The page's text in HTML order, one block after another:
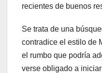
recientes de buenos
Se trata de una
contradice el estilo de
el rumbo que podría
verse obligado a